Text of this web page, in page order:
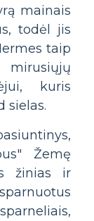
mainais
todėl jis
taip
kuris
sielas.
Žemę
žinias ir